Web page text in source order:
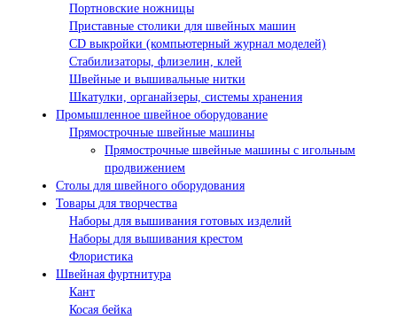
Портновские ножницы
Приставные столики для швейных машин
СD выкройки (компьютерный журнал моделей)
Стабилизаторы, флизелин, клей
Швейные и вышивальные нитки
Шкатулки, органайзеры, системы хранения
Промышленное швейное оборудование
Прямострочные швейные машины
Прямострочные швейные машины с игольным
продвижением
Столы для швейного оборудования
Товары для творчества
Наборы для вышивания готовых изделий
Наборы для вышивания крестом
Флористика
Швейная фуртнитура
Кант
Косая бейка